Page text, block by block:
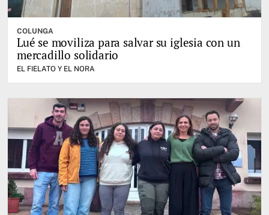
COLUNGA
Lué se moviliza para salvar su iglesia con un
mercadillo solidario
EL FIELATO Y EL NORA